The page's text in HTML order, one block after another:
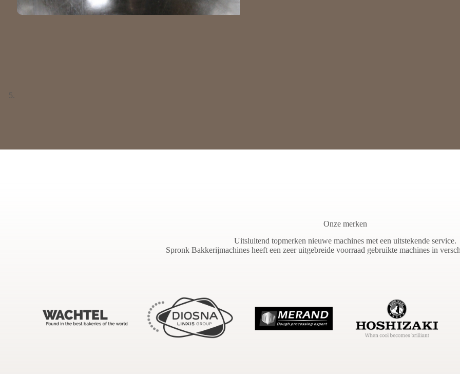
Onze merken
Uitsluitend topmerken nieuwe machines met een uitstekende service.
Spronk Bakkerijmachines heeft een zeer uitgebreide voorraad gebruikte machines in